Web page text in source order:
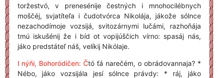
toržestvó, v prenesénije čestných i mnohocilébnych
moščéj, svjatíteľa i čudotvórca Nikolája, jákože sólnce
nezachodímoje vozsijá, svitozárnymi lučámi, razhoňája
tmú iskušénij že i bíd ot vopijúščich vírno: spasáj nás,
jáko predstáteľ náš, velíkij Nikólaje.
I nýňi, Bohoródičen: Čtó ťá narečém, o obrádovannaja? *
Nébo, jáko vozsijála jesí sólnce právdy: * ráj, jáko